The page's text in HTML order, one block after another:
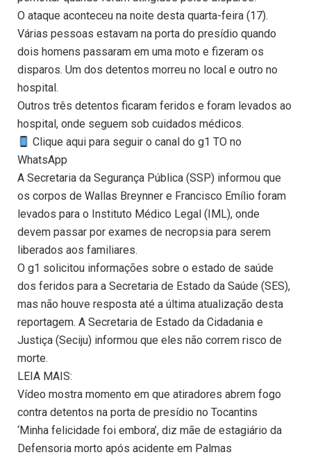
O ataque aconteceu na noite desta quarta-feira (17).
Várias pessoas estavam na porta do presídio quando
dois homens passaram em uma moto e fizeram os
disparos. Um dos detentos morreu no local e outro no
hospital.
Outros três detentos ficaram feridos e foram levados ao
hospital, onde seguem sob cuidados médicos.
Clique aqui para seguir o canal do g1 TO no
WhatsApp
A Secretaria da Segurança Pública (SSP) informou que
os corpos de Wallas Breynner e Francisco Emílio foram
levados para o Instituto Médico Legal (IML), onde
devem passar por exames de necropsia para serem
liberados aos familiares.
O g1 solicitou informações sobre o estado de saúde
dos feridos para a Secretaria de Estado da Saúde (SES),
mas não houve resposta até a última atualização desta
reportagem. A Secretaria de Estado da Cidadania e
Justiça (Seciju) informou que eles não correm risco de
morte.
LEIA MAIS:
Vídeo mostra momento em que atiradores abrem fogo
contra detentos na porta de presídio no Tocantins
‘Minha felicidade foi embora’, diz mãe de estagiário da
Defensoria morto após acidente em Palmas